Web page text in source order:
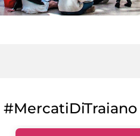
#MercatiDiTraiano